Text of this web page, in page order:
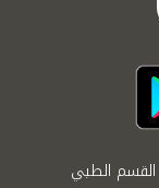
القسم الطبي